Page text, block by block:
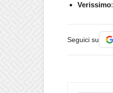
Verissimo:
Seguici su